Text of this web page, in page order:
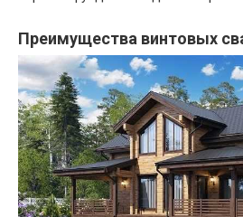
Преимущества винтовых